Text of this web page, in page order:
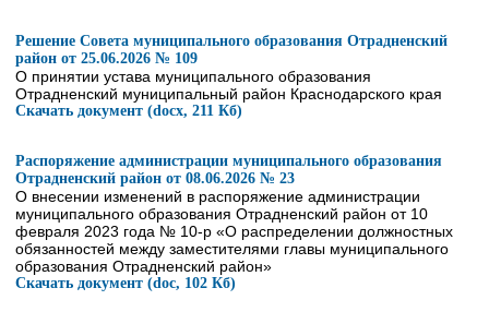
Решение Совета муниципального образования Отрадненский
район от 25.06.2026 № 109
О принятии устава муниципального образования
Отрадненский муниципальный район Краснодарского края
Скачать документ (docx, 211 Кб)
Распоряжение администрации муниципального образования
Отрадненский район от 08.06.2026 № 23
О внесении изменений в распоряжение администрации
муниципального образования Отрадненский район от 10
февраля 2023 года № 10-р «О распределении должностных
обязанностей между заместителями главы муниципального
образования Отрадненский район»
Скачать документ (doc, 102 Кб)